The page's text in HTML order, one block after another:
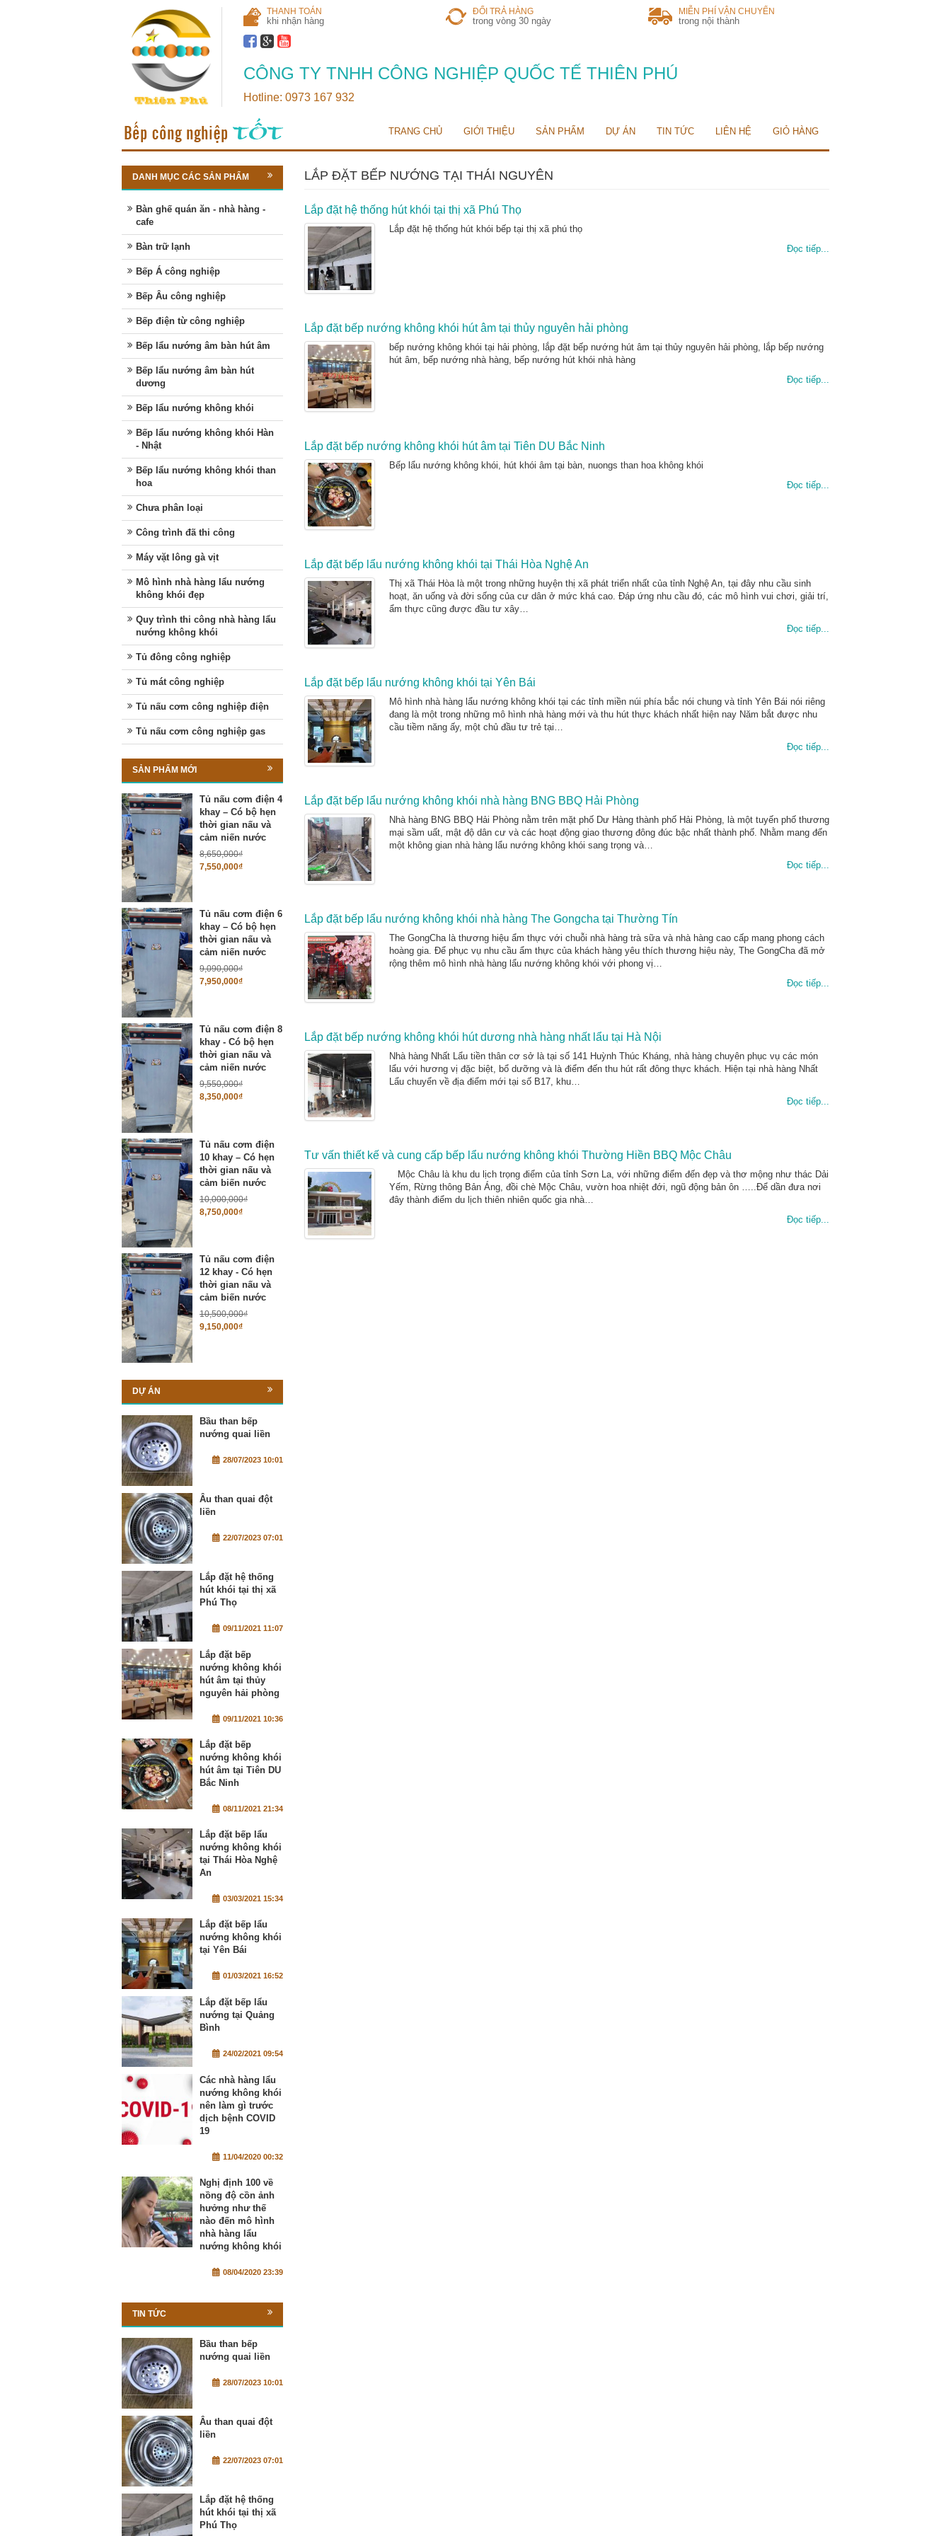
THANH TOÁN
khi nhận hàng
ĐỔI TRẢ HÀNG
trong vòng 30 ngày
MIỄN PHÍ VẬN CHUYỂN
trong nội thành
CÔNG TY TNHH CÔNG NGHIỆP QUỐC TẾ THIÊN PHÚ
Hotline: 0973 167 932
TRANG CHỦ GIỚI THIỆU SẢN PHẨM DỰ ÁN TIN TỨC LIÊN HỆ GIỎ HÀNG
LẮP ĐẶT BẾP NƯỚNG TẠI THÁI NGUYÊN
Lắp đặt hệ thống hút khói tại thị xã Phú Thọ
Lắp đặt hệ thống hút khói bếp tại thị xã phú thọ
Đọc tiếp...
Lắp đặt bếp nướng không khói hút âm tại thủy nguyên hải phòng
bếp nướng không khói tại hải phòng, lắp đặt bếp nướng hút âm tại thủy nguyên hải phòng, lắp bếp nướng
hút âm, bếp nướng nhà hàng, bếp nướng hút khói nhà hàng
Đọc tiếp...
Lắp đặt bếp nướng không khói hút âm tại Tiên DU Bắc Ninh
Bếp lẩu nướng không khói, hút khói âm tại bàn, nuongs than hoa không khói
Đọc tiếp...
Lắp đặt bếp lẩu nướng không khói tại Thái Hòa Nghệ An
Thị xã Thái Hòa là một trong những huyện thị xã phát triển nhất của tỉnh Nghệ An, tại đây nhu cầu sinh
hoạt, ăn uống và đời sống của cư dân ở mức khá cao. Đáp ứng nhu cầu đó, các mô hình vui chơi, giải trí,
ẩm thực cũng được đầu tư xây…
Đọc tiếp...
Lắp đặt bếp lẩu nướng không khói tại Yên Bái
Mô hình nhà hàng lẩu nướng không khói tại các tỉnh miền núi phía bắc nói chung và tỉnh Yên Bái nói riêng
đang là một trong những mô hình nhà hàng mới và thu hút thực khách nhất hiện nay Năm bắt được nhu
cầu tiềm năng ấy, một chủ đầu tư trẻ tại…
Đọc tiếp...
Lắp đặt bếp lẩu nướng không khói nhà hàng BNG BBQ Hải Phòng
Nhà hàng BNG BBQ Hải Phòng nằm trên mặt phố Dư Hàng thành phố Hải Phòng, là một tuyến phố thương
mại sầm uất, mật độ dân cư và các hoạt động giao thương đông đúc bậc nhất thành phố. Nhằm mang đến
một không gian nhà hàng lẩu nướng không khói sang trọng và…
Đọc tiếp...
Lắp đặt bếp lẩu nướng không khói nhà hàng The Gongcha tại Thường Tín
The GongCha là thương hiệu ẩm thực với chuỗi nhà hàng trà sữa và nhà hàng cao cấp mang phong cách
hoàng gia. Để phục vụ nhu cầu ẩm thực của khách hàng yêu thích thương hiệu này, The GongCha đã mở
rộng thêm mô hình nhà hàng lẩu nướng không khói với phong vị…
Đọc tiếp...
Lắp đặt bếp nướng không khói hút dương nhà hàng nhất lẩu tại Hà Nội
Nhà hàng Nhất Lẩu tiền thân cơ sở là tại số 141 Huỳnh Thúc Kháng, nhà hàng chuyên phục vụ các món
lẩu với hương vị đặc biệt, bổ dưỡng và là điểm đến thu hút rất đông thực khách. Hiện tại nhà hàng Nhất
Lẩu chuyển về địa điểm mới tại số B17, khu…
Đọc tiếp...
Tư vấn thiết kế và cung cấp bếp lẩu nướng không khói Thường Hiền BBQ Mộc Châu
Mộc Châu là khu du lịch trọng điểm của tỉnh Sơn La, với những điểm đến đẹp và thơ mộng như thác Dải
Yếm, Rừng thông Bản Áng, đồi chè Mộc Châu, vườn hoa nhiệt đới, ngũ động bản ôn …..Để dần đưa nơi
đây thành điểm du lịch thiên nhiên quốc gia nhà…
Đọc tiếp...
DANH MỤC CÁC SẢN PHẨM
Bàn ghế quán ăn - nhà hàng -
cafe
Bàn trữ lạnh
Bếp Á công nghiệp
Bếp Âu công nghiệp
Bếp điện từ công nghiệp
Bếp lẩu nướng âm bàn hút âm
Bếp lẩu nướng âm bàn hút
dương
Bếp lẩu nướng không khói
Bếp lẩu nướng không khói Hàn
- Nhật
Bếp lẩu nướng không khói than
hoa
Chưa phân loại
Công trình đã thi công
Máy vặt lông gà vịt
Mô hình nhà hàng lẩu nướng
không khói đẹp
Quy trình thi công nhà hàng lẩu
nướng không khói
Tủ đông công nghiệp
Tủ mát công nghiệp
Tủ nấu cơm công nghiệp điện
Tủ nấu cơm công nghiệp gas
SẢN PHẨM MỚI
Tủ nấu cơm điện 4
khay – Có bộ hẹn
thời gian nấu và
cảm niến nước
8,650,000₫
7,550,000₫
Tủ nấu cơm điện 6
khay – Có bộ hẹn
thời gian nấu và
cảm niến nước
9,090,000₫
7,950,000₫
Tủ nấu cơm điện 8
khay - Có bộ hẹn
thời gian nấu và
cảm niến nước
9,550,000₫
8,350,000₫
Tủ nấu cơm điện
10 khay – Có hẹn
thời gian nấu và
cảm biến nước
10,000,000₫
8,750,000₫
Tủ nấu cơm điện
12 khay - Có hẹn
thời gian nấu và
cảm biến nước
10,500,000₫
9,150,000₫
DỰ ÁN
Bầu than bếp
nướng quai liền
28/07/2023 10:01
Âu than quai đột
liền
22/07/2023 07:01
Lắp đặt hệ thống
hút khói tại thị xã
Phú Thọ
09/11/2021 11:07
Lắp đặt bếp
nướng không khói
hút âm tại thủy
nguyên hải phòng
09/11/2021 10:36
Lắp đặt bếp
nướng không khói
hút âm tại Tiên DU
Bắc Ninh
08/11/2021 21:34
Lắp đặt bếp lẩu
nướng không khói
tại Thái Hòa Nghệ
An
03/03/2021 15:34
Lắp đặt bếp lẩu
nướng không khói
tại Yên Bái
01/03/2021 16:52
Lắp đặt bếp lẩu
nướng tại Quảng
Bình
24/02/2021 09:54
Các nhà hàng lẩu
nướng không khói
nên làm gì trước
dịch bệnh COVID
19
11/04/2020 00:32
Nghị định 100 về
nồng độ cồn ảnh
hưởng như thế
nào đến mô hình
nhà hàng lẩu
nướng không khói
08/04/2020 23:39
TIN TỨC
Bầu than bếp
nướng quai liền
28/07/2023 10:01
Âu than quai đột
liền
22/07/2023 07:01
Lắp đặt hệ thống
hút khói tại thị xã
Phú Thọ